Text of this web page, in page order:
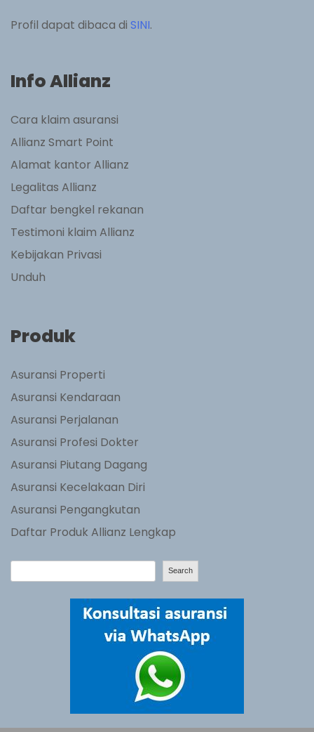
Profil dapat dibaca di SINI.
Info Allianz
Cara klaim asuransi
Allianz Smart Point
Alamat kantor Allianz
Legalitas Allianz
Daftar bengkel rekanan
Testimoni klaim Allianz
Kebijakan Privasi
Unduh
Produk
Asuransi Properti
Asuransi Kendaraan
Asuransi Perjalanan
Asuransi Profesi Dokter
Asuransi Piutang Dagang
Asuransi Kecelakaan Diri
Asuransi Pengangkutan
Daftar Produk Allianz Lengkap
e
Search